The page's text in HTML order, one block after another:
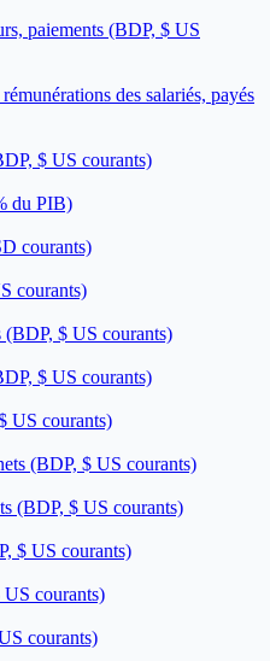
paiements (BDP, $ US
des salariés, payés
$ US courants)
du PIB)
courants)
courants)
(BDP, $ US courants)
$ US courants)
US courants)
(BDP, $ US courants)
(BDP, $ US courants)
$ US courants)
US courants)
courants)